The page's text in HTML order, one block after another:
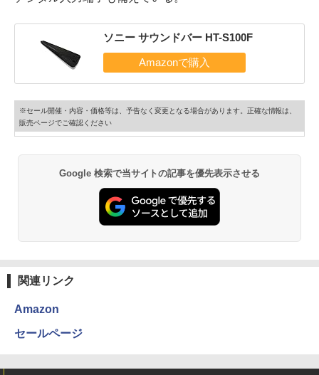
ソニー サウンドバー HT-S100F
※セール開催・内容・価格等は、予告なく変更となる場合があります。正確な情報は、
販売ページでご確認ください
Google 検索で当サイトの記事を優先表示させる
関連リンク
Amazon
セールページ